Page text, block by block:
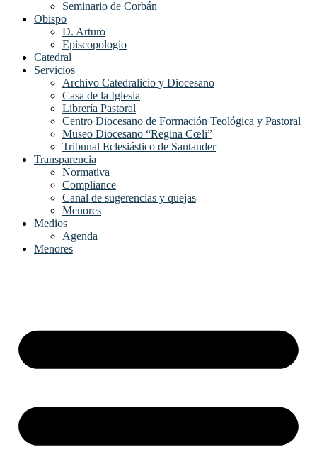
Seminario de Corbán
Obispo
D. Arturo
Episcopologio
Catedral
Servicios
Archivo Catedralicio y Diocesano
Casa de la Iglesia
Librería Pastoral
Centro Diocesano de Formación Teológica y Pastoral
Museo Diocesano “Regina Cœli”
Tribunal Eclesiástico de Santander
Transparencia
Normativa
Compliance
Canal de sugerencias y quejas
Menores
Medios
Agenda
Menores